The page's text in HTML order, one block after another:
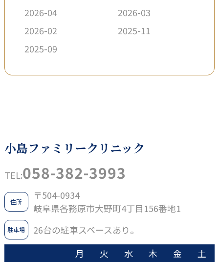
2026-04
2026-03
2026-02
2025-11
2025-09
小島ファミリークリニック
TEL:058-382-3993
住所
〒504-0934
岐阜県各務原市大野町4丁目156番地1
駐車場
26台の駐車スペースあり。
月
火 水 木 金
土